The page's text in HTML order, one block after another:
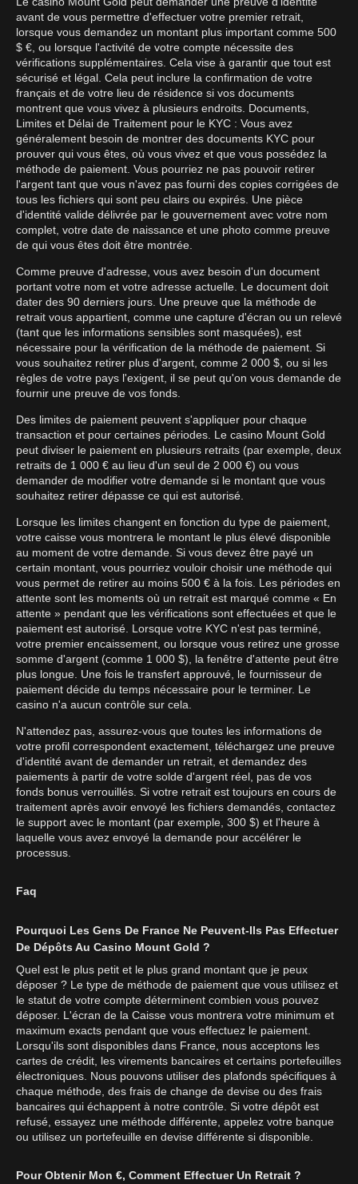
avant de vous permettre d'effectuer votre premier retrait,
lorsque vous demandez un montant plus important comme 500
$ €, ou lorsque l'activité de votre compte nécessite des
vérifications supplémentaires. Cela vise à garantir que tout est
sécurisé et légal. Cela peut inclure la confirmation de votre
français et de votre lieu de résidence si vos documents
montrent que vous vivez à plusieurs endroits. Documents,
Limites et Délai de Traitement pour le KYC : Vous avez
généralement besoin de montrer des documents KYC pour
prouver qui vous êtes, où vous vivez et que vous possédez la
méthode de paiement. Vous pourriez ne pas pouvoir retirer
l'argent tant que vous n'avez pas fourni des copies corrigées de
tous les fichiers qui sont peu clairs ou expirés. Une pièce
d'identité valide délivrée par le gouvernement avec votre nom
complet, votre date de naissance et une photo comme preuve
de qui vous êtes doit être montrée.
Comme preuve d'adresse, vous avez besoin d'un document
portant votre nom et votre adresse actuelle. Le document doit
dater des 90 derniers jours. Une preuve que la méthode de
retrait vous appartient, comme une capture d'écran ou un relevé
(tant que les informations sensibles sont masquées), est
nécessaire pour la vérification de la méthode de paiement. Si
vous souhaitez retirer plus d'argent, comme 2 000 $, ou si les
règles de votre pays l'exigent, il se peut qu'on vous demande de
fournir une preuve de vos fonds.
Des limites de paiement peuvent s'appliquer pour chaque
transaction et pour certaines périodes. Le casino Mount Gold
peut diviser le paiement en plusieurs retraits (par exemple, deux
retraits de 1 000 € au lieu d'un seul de 2 000 €) ou vous
demander de modifier votre demande si le montant que vous
souhaitez retirer dépasse ce qui est autorisé.
Lorsque les limites changent en fonction du type de paiement,
votre caisse vous montrera le montant le plus élevé disponible
au moment de votre demande. Si vous devez être payé un
certain montant, vous pourriez vouloir choisir une méthode qui
vous permet de retirer au moins 500 € à la fois. Les périodes en
attente sont les moments où un retrait est marqué comme « En
attente » pendant que les vérifications sont effectuées et que le
paiement est autorisé. Lorsque votre KYC n'est pas terminé,
votre premier encaissement, ou lorsque vous retirez une grosse
somme d'argent (comme 1 000 $), la fenêtre d'attente peut être
plus longue. Une fois le transfert approuvé, le fournisseur de
paiement décide du temps nécessaire pour le terminer. Le
casino n'a aucun contrôle sur cela.
N'attendez pas, assurez-vous que toutes les informations de
votre profil correspondent exactement, téléchargez une preuve
d'identité avant de demander un retrait, et demandez des
paiements à partir de votre solde d'argent réel, pas de vos
fonds bonus verrouillés. Si votre retrait est toujours en cours de
traitement après avoir envoyé les fichiers demandés, contactez
le support avec le montant (par exemple, 300 $) et l'heure à
laquelle vous avez envoyé la demande pour accélérer le
processus.
Faq
Pourquoi Les Gens De France Ne Peuvent-Ils Pas Effectuer
De Dépôts Au Casino Mount Gold ?
Quel est le plus petit et le plus grand montant que je peux
déposer ? Le type de méthode de paiement que vous utilisez et
le statut de votre compte déterminent combien vous pouvez
déposer. L'écran de la Caisse vous montrera votre minimum et
maximum exacts pendant que vous effectuez le paiement.
Lorsqu'ils sont disponibles dans France, nous acceptons les
cartes de crédit, les virements bancaires et certains portefeuilles
électroniques. Nous pouvons utiliser des plafonds spécifiques à
chaque méthode, des frais de change de devise ou des frais
bancaires qui échappent à notre contrôle. Si votre dépôt est
refusé, essayez une méthode différente, appelez votre banque
ou utilisez un portefeuille en devise différente si disponible.
Pour Obtenir Mon €, Comment Effectuer Un Retrait ?